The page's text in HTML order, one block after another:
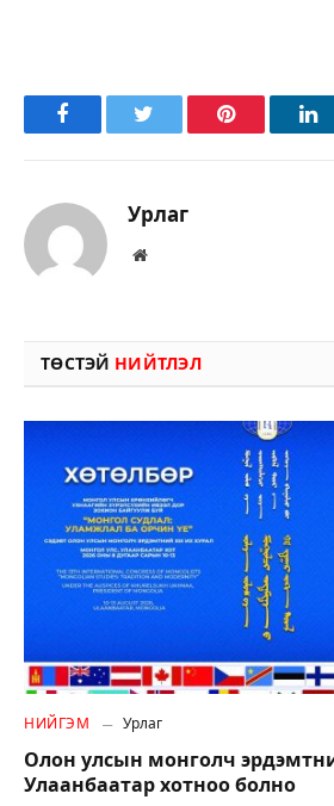
FacebookTwitter Pinterest
Урлаг
Вэбсайт
ТӨСТЭЙ НИЙТЛЭЛ
НИЙГЭМ Урлаг
Олон улсын монголч
Улаанбаатар хотноо болно